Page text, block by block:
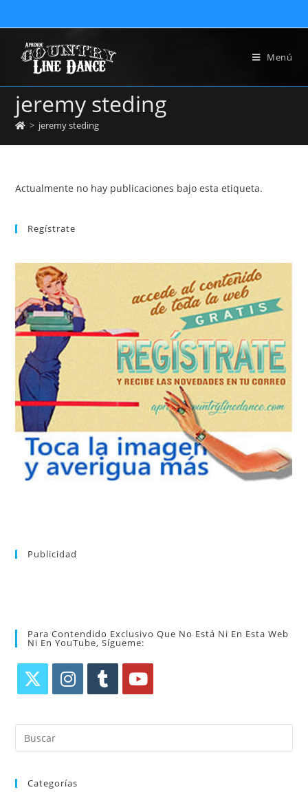
Menú
jeremy steding
> jeremy steding
Actualmente no hay publicaciones bajo esta etiqueta.
Regístrate
Tras registrarte tendrás acceso completo a la web. Puedes
consultar el directorio alfabético de vídeos tutoriales y
aprender la coreografía que más te apetezca. Recibirás en tu
correo la newsletter con las novedades tanto en el blog, como
de nuevos bailes. En cualquier momento puedes dar de baja
tu suscripción a la newsletter sin dejar de estar registrado.
REGÍSTRATE
Publicidad
Para Contendido Exclusivo Que No Está Ni En Esta Web
Ni En YouTube, Sígueme:
Categorías